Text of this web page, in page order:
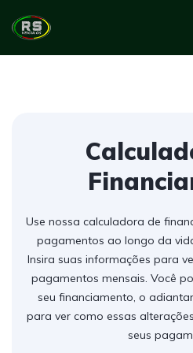
Use nossa calculadora de
pagamentos ao longo da
Insira suas informações para
pagamentos mensais. Você
seu financiamento, o
para ver como essas
seus